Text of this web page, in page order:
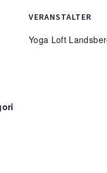
VERANSTALTER
Yoga Loft